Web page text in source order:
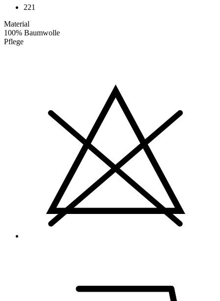
221
Material
100% Baumwolle
Pflege